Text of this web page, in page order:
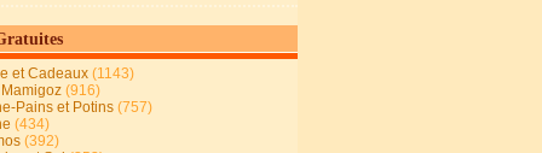
et Cadeaux (1143)
(916)
Pains et Potins (757)
(434)
(392)